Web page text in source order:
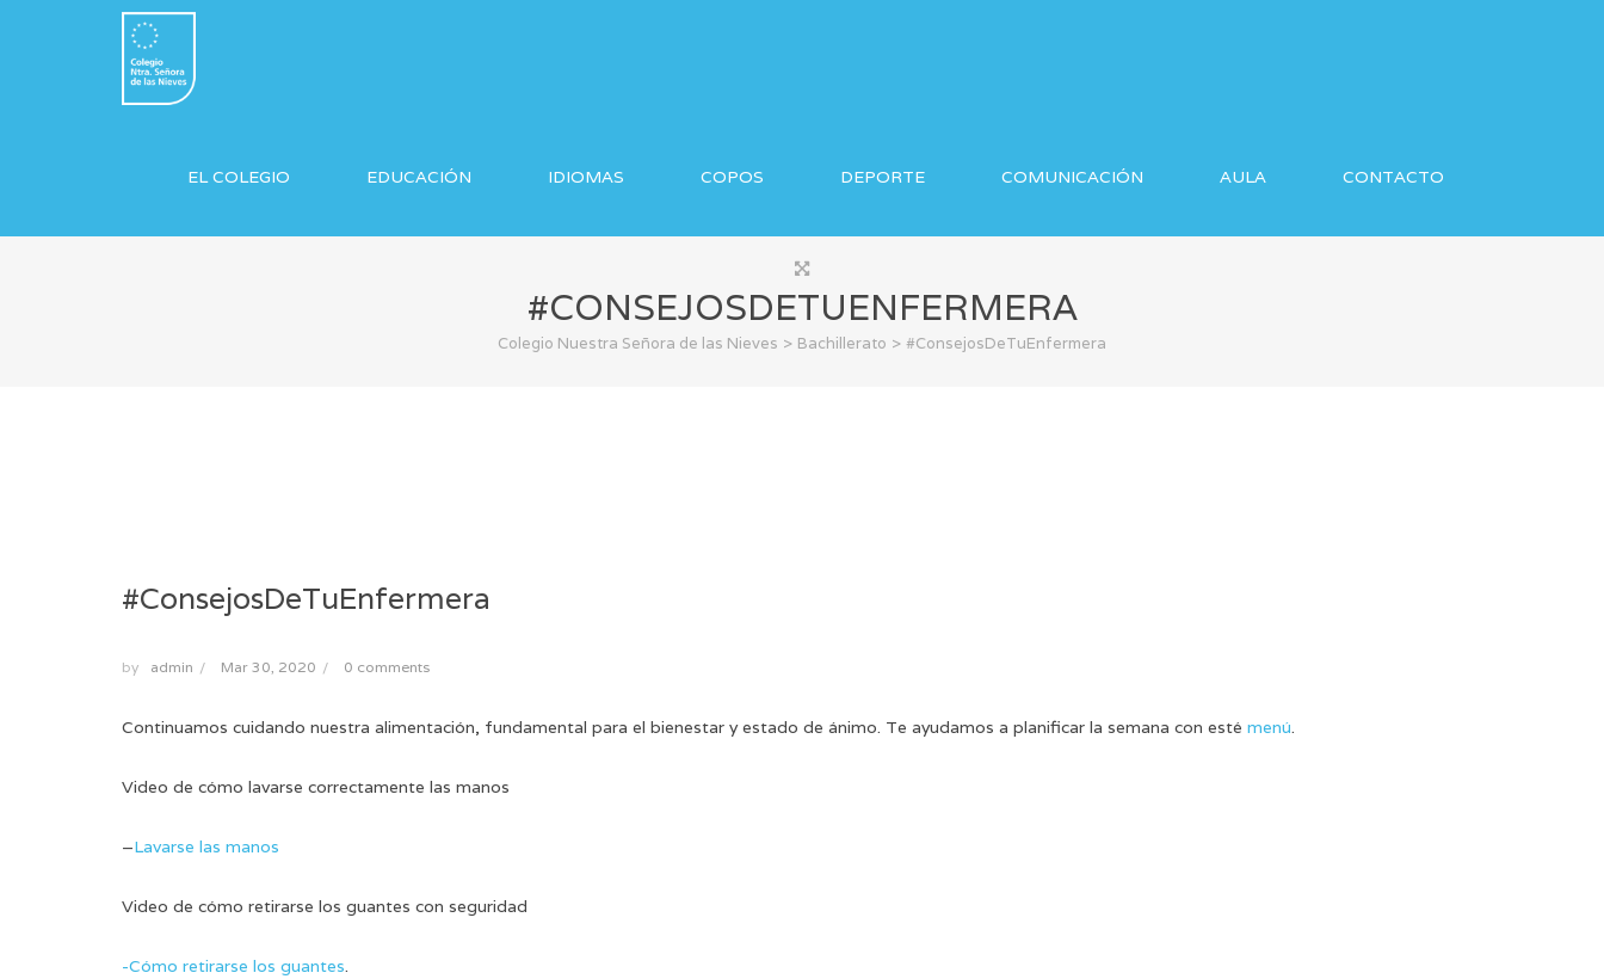
EL COLEGIO EDUCACIÓN IDIOMAS COPOS DEPORTE COMUNICACIÓN AULA CONTACTO
#CONSEJOSDETUENFERMERA
Colegio Nuestra Señora de las Nieves > Bachillerato > #ConsejosDeTuEnfermera
#ConsejosDeTuEnfermera
by admin / Mar 30, 2020 / 0 comments
Continuamos cuidando nuestra alimentación, fundamental para el bienestar y estado de ánimo. Te ayudamos a planificar la semana con esté menú.
Video de cómo lavarse correctamente las manos
–Lavarse las manos
Video de cómo retirarse los guantes con seguridad
-Cómo retirarse los guantes.